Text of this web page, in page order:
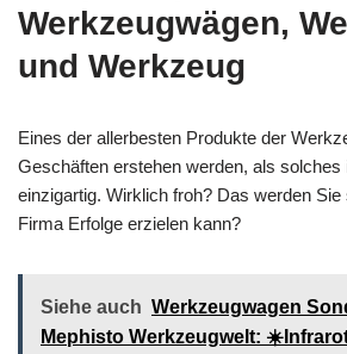
Werkzeugwägen,
und Werkzeug
Eines der allerbesten Produkte der
Geschäften erstehen werden, als
einzigartig. Wirklich froh? Das werden Sie
Firma Erfolge erzielen kann?
Siehe auch Werkzeugwagen
Mephisto Werkzeugwelt: